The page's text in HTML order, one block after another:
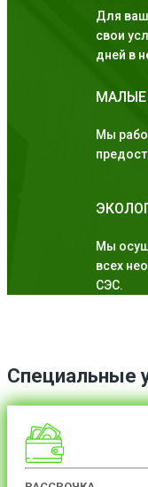
Для
свои
дней в
Мы
Мы
всех
СЭС.
Специальные